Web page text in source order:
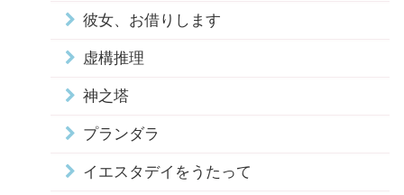
彼女、お借りします
虚構推理
神之塔
プランダラ
イエスタデイをうたって